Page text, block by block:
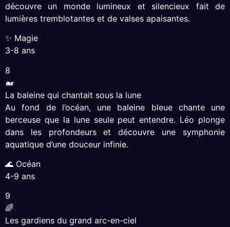
découvre un monde lumineux et silencieux fait de
lumières tremblotantes et de valses apaisantes.
✨ Magie
3-8 ans
8
🐋
La baleine qui chantait sous la lune
Au fond de l’océan, une baleine bleue chante une
berceuse que la lune seule peut entendre. Léo plonge
dans les profondeurs et découvre une symphonie
aquatique d’une douceur infinie.
🌊 Océan
4-9 ans
9
🌈
Les gardiens du grand arc-en-ciel